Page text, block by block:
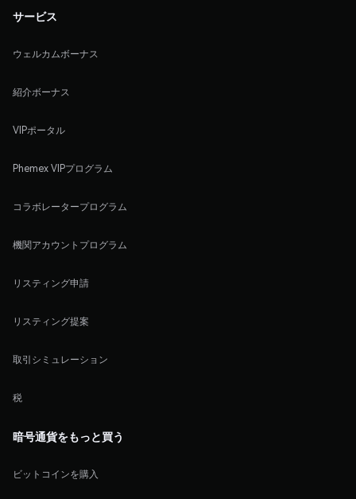
サービス
ウェルカムボーナス
紹介ボーナス
VIPポータル
Phemex VIPプログラム
コラボレータープログラム
機関アカウントプログラム
リスティング申請
リスティング提案
取引シミュレーション
税
暗号通貨をもっと買う
ビットコインを購入